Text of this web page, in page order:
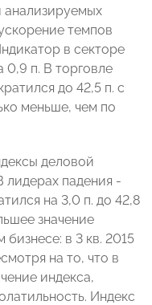
анализируемых
темпов
в секторе
0,9 п. В торговле
до 42,5 п. с
меньше, чем по
деловой
лидерах падения -
на 3,0 п. до 42,8
значение
в 3 кв. 2015
на то, что в
индекса,
Индекс